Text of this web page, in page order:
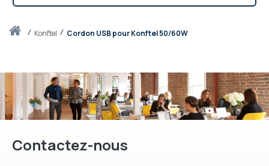
Accueilkonftel Cordon USB pour Konftel 50/60W
Contactez-nous